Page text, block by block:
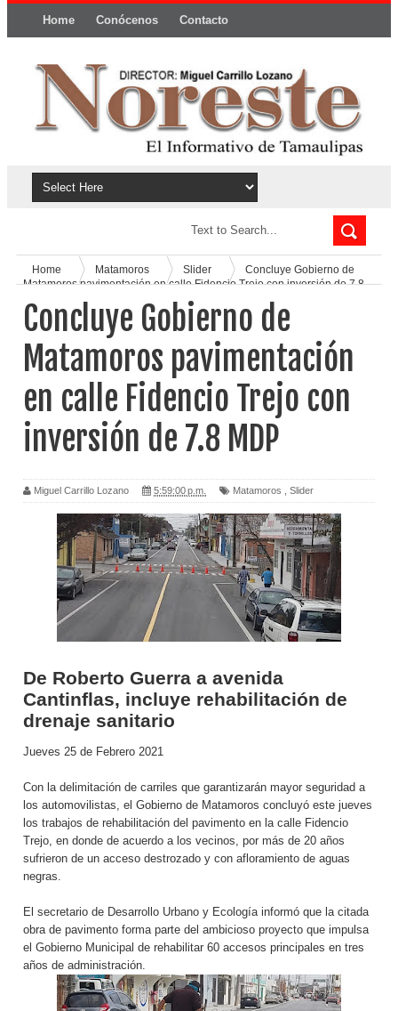
Home Conócenos Contacto
Home Matamoros Slider
Concluye Gobierno de
Matamoros pavimentación en calle Fidencio Trejo con inversión de 7.8
Concluye Gobierno de
Matamoros pavimentación
en calle Fidencio Trejo con
inversión de 7.8 MDP
Miguel Carrillo Lozano 5:59:00 p.m. Matamoros Slider
De Roberto Guerra a avenida
Cantinflas, incluye rehabilitación de
drenaje sanitario
Jueves 25 de Febrero 2021
Con la delimitación de carriles que garantizarán mayor seguridad a
los automovilistas, el Gobierno de Matamoros concluyó este jueves
los trabajos de rehabilitación del pavimento en la calle Fidencio
Trejo, en donde de acuerdo a los vecinos, por más de 20 años
sufrieron de un acceso destrozado y con afloramiento de aguas
negras.
El secretario de Desarrollo Urbano y Ecología informó que la citada
obra de pavimento forma parte del ambicioso proyecto que impulsa
el Gobierno Municipal de rehabilitar 60 accesos principales en tres
años de administración.